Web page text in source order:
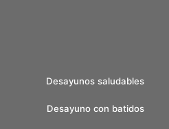
Desayunos saludables
Desayuno con batidos